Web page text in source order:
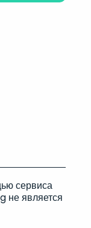
сервиса
не является